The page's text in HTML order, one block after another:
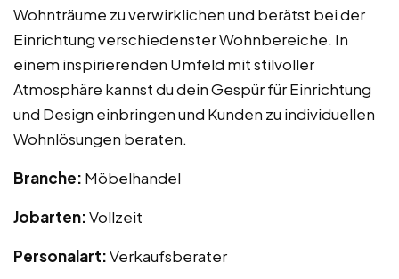
Wohnträume zu verwirklichen und berätst bei der
Einrichtung verschiedenster Wohnbereiche. In
einem inspirierenden Umfeld mit stilvoller
Atmosphäre kannst du dein Gespür für Einrichtung
und Design einbringen und Kunden zu individuellen
Wohnlösungen beraten.
Branche: Möbelhandel
Jobarten:Vollzeit
Personalart:Verkaufsberater